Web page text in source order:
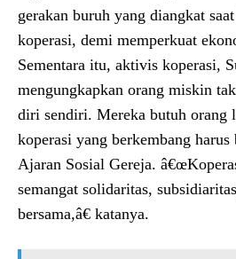
gerakan buruh yang diangkat
koperasi, demi memperkuat
Sementara itu, aktivis koperasi,
mengungkapkan orang miskin
diri sendiri. Mereka butuh orang
koperasi yang berkembang harus
Ajaran Sosial Gereja.
semangat solidaritas,
bersama,â€ katanya.